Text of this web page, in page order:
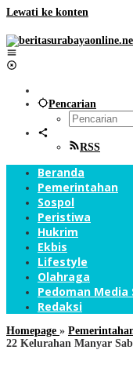
Lewati ke konten
Pencarian
RSS
Beranda
Pemerintahan
Sospol
Peristiwa
Hukrim
Ekbis
Lifestyle
Olahraga
Pedoman Media
Redaksi
Homepage »
22 Kelurahan Manyar